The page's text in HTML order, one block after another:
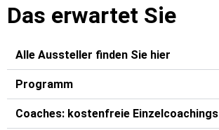
Das erwartet Sie
Alle Aussteller finden Sie hier
Programm
Coaches: kostenfreie Einzelcoachings